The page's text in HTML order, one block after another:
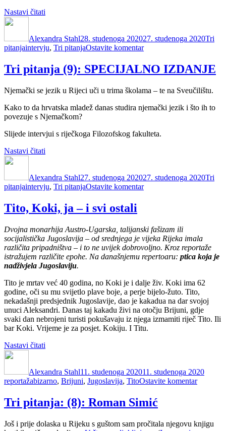
Nastavi čitati
Sead
Boza”
Alexandra Stahl28. studenoga 202027. studenoga 2020Tri
pitanjaOznake
intervju, Tri pitanjaOstavite komentarna
pitanja
(10):
Boza
Tri pitanja (9): SPECIJALNO IZDANJE
Njemački se jezik u Rijeci uči u trima školama – te na Sveučilištu.
Kako to da hrvatska mladež danas studira njemački jezik i što ih to
povezuje s Njemačkom?
Slijede intervjui s riječkoga Filozofskog fakulteta.
Nastavi čitati
SPECIJALNO
IZDANJE”
Alexandra Stahl27. studenoga 202027. studenoga 2020Tri
pitanjaOznake
intervju, Tri pitanjaOstavite komentarna
IZDANJE
Tito, Koki, ja – i svi ostali
Dvojna monarhija Austro-Ugarska, talijanski fašizam ili
socijalistička Jugoslavija – od srednjega je vijeka Rijeka imala
različita pripadništva – i to ne uvijek dobrovoljno. Kroz reportaže
istražujem različite epohe. Na današnjemu repertoaru: ptica koja je
nadživjela Jugoslaviju.
Tito je mrtav već 40 godina, no Koki je i dalje živ. Koki ima 62
godine, oči su mu svijetlo plave boje, a perje bijelo-žuto. Tito,
nekadašnji predsjednik Jugoslavije, dao je kakadua na dar svojoj
unuci Aleksandri. Danas taj kakadu živi na otočju Brijuni, gdje
svaki dan nebrojeni turisti pokušavaju iz njega izmamiti riječ Tito. Ili
bar Koki. Vrijeme je za posjet. Kokiju. I Titu.
Nastavi čitati
–
i
ostali”
Alexandra Stahl11. studenoga 202011. studenoga 2020
reportažaOznake
bizarno, Brijuni, Jugoslavija, TitoOstavite komentarna
i
Tri pitanja: (8): Roman Simić
Još i prije dolaska u Rijeku s guštom sam pročitala njegovu knjigu